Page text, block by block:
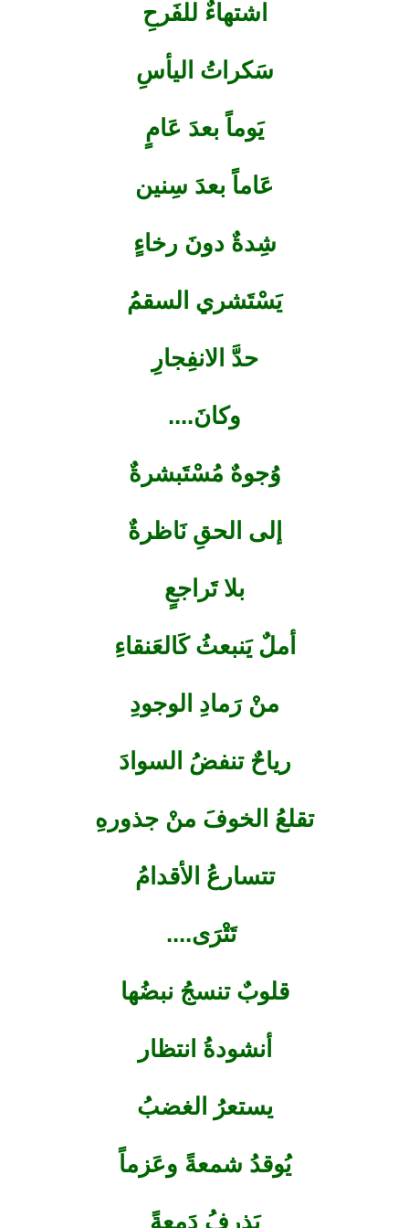
اشتهاءٌ للفَرحِ
سَكراتُ اليأسِ
يَوماً بعدَ عَامٍ
عَاماً بعدَ سِنين
شِدةٌ دونَ رخاءٍ
يَسْتَشري السقمُ
حدَّ الانفِجارِ
وكانَ....
وُجوهٌ مُسْتَبشرةٌ
إلى الحقِ نَاظرةٌ
بلا تَراجعٍ
أملٌ يَنبعثُ كَالعَنقاءِ
منْ رَمادِ الوجودِ
رياحٌ تنفضُ السوادَ
تقلعُ الخوفَ منْ جذورهِ
تتسارعُ الأقدامُ
تَتْرَى....
قلوبٌ تنسجُ نبضُها
أنشودةُ انتظار
يستعرُ الغضبُ
يُوقدُ شمعةً وعَزماً
يَذرفُ دَمعةً